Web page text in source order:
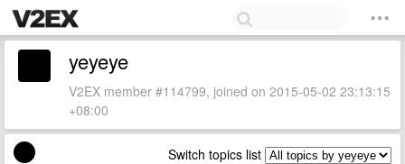
yeyeye
V2EX member #114799, joined on 2015-05-02 23:13:15
+08:00
Switch topics list